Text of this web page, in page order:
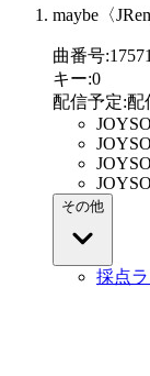
maybe〈
曲番号:
キー:0
配信予定:配
その他
採点